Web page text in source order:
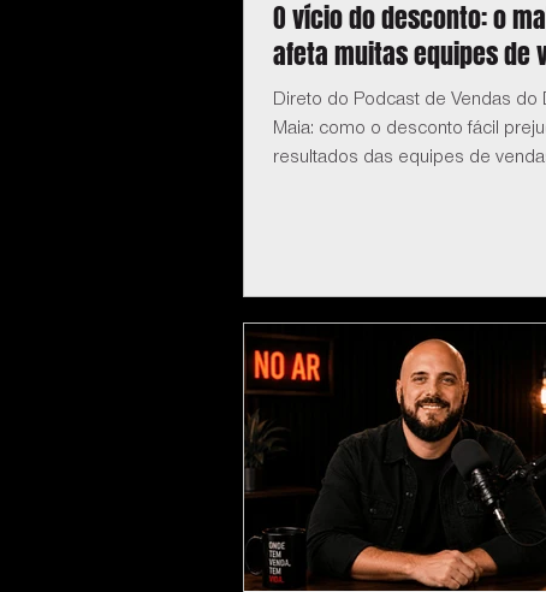
O vício do desconto: o
afeta muitas equipes de
Direto do Podcast de Vendas do
Maia: como o desconto fácil
resultados das equipes de